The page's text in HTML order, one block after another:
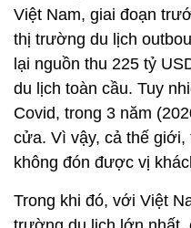
Việt Nam, giai đoạn
thị trường du lịch
lại nguồn thu 225 tỷ
du lịch toàn cầu. Tuy
Covid, trong 3 năm
cửa. Vì vậy, cả thế giới,
không đón được vị
Trong khi đó, với Việt